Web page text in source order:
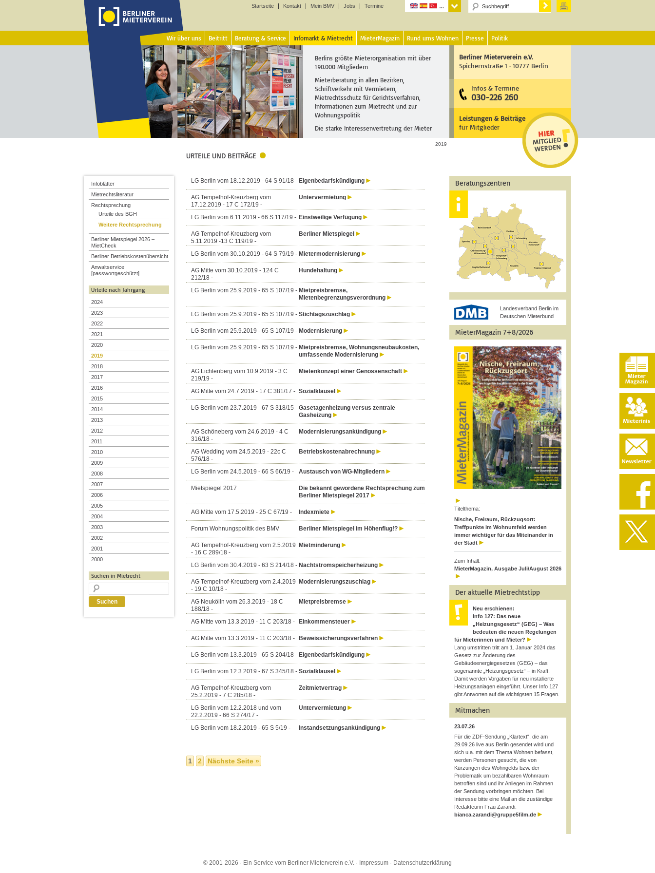
Startseite Kontakt Mein BMV Jobs Termine
Wir über uns Beitritt Beratung & Service Infomarkt & Mietrecht MieterMagazin Rund ums Wohnen Presse Politik
Berlins größte Mieterorganisation mit über
190.000 Mitgliedern
Mieterberatung in allen Bezirken,
Schriftverkehr mit Vermietern,
Mietrechtsschutz für Gerichtsverfahren,
Informationen zum Mietrecht und zur
Wohnungspolitik
Die starke Interessenvertretung der Mieter
Berliner Mieterverein e.V.
Spichernstraße 1 · 10777 Berlin
Infos & Termine
030-226 260
Leistungen & Beiträge
für Mitglieder
2019
URTEILE UND BEITRÄGE
LG Berlin vom 18.12.2019 - 64 S 91/18 - Eigenbedarfskündigung
AG Tempelhof-Kreuzberg vom
17.12.2019 - 17 C 172/19 -
Untervermietung
LG Berlin vom 6.11.2019 - 66 S 117/19 - Einstweilige Verfügung
AG Tempelhof-Kreuzberg vom
5.11.2019 -13 C 119/19 -
Berliner Mietspiegel
LG Berlin vom 30.10.2019 - 64 S 79/19 - Mietermodernisierung
AG Mitte vom 30.10.2019 - 124 C
212/18 -
Hundehaltung
LG Berlin vom 25.9.2019 - 65 S 107/19 - Mietpreisbremse,
Mietenbegrenzungsverordnung
LG Berlin vom 25.9.2019 - 65 S 107/19 - Stichtagszuschlag
LG Berlin vom 25.9.2019 - 65 S 107/19 - Modernisierung
LG Berlin vom 25.9.2019 - 65 S 107/19 - Mietpreisbremse, Wohnungsneubaukosten,
umfassende Modernisierung
AG Lichtenberg vom 10.9.2019 - 3 C
219/19 -
Mietenkonzept einer Genossenschaft
AG Mitte vom 24.7.2019 - 17 C 381/17 - Sozialklausel
LG Berlin vom 23.7.2019 - 67 S 318/15 - Gasetagenheizung versus zentrale
Gasheizung
AG Schöneberg vom 24.6.2019 - 4 C
316/18 -
Modernisierungsankündigung
AG Wedding vom 24.5.2019 - 22c C
576/18 -
Betriebskostenabrechnung
LG Berlin vom 24.5.2019 - 66 S 66/19 - Austausch von WG-Mitgliedern
Mietspiegel 2017
Die bekannt gewordene Rechtsprechung zum
Berliner Mietspiegel 2017
AG Mitte vom 17.5.2019 - 25 C 67/19 - Indexmiete
Forum Wohnungspolitik des BMV Berliner Mietspiegel im Höhenflug!?
AG Tempelhof-Kreuzberg vom 2.5.2019
- 16 C 289/18 -
Mietminderung
LG Berlin vom 30.4.2019 - 63 S 214/18 - Nachtstromspeicherheizung
AG Tempelhof-Kreuzberg vom 2.4.2019
- 19 C 10/18 -
Modernisierungszuschlag
AG Neukölln vom 26.3.2019 - 18 C
188/18 -
Mietpreisbremse
AG Mitte vom 13.3.2019 - 11 C 203/18 - Einkommensteuer
AG Mitte vom 13.3.2019 - 11 C 203/18 - Beweissicherungsverfahren
LG Berlin vom 13.3.2019 - 65 S 204/18 - Eigenbedarfskündigung
LG Berlin vom 12.3.2019 - 67 S 345/18 - Sozialklausel
AG Tempelhof-Kreuzberg vom
25.2.2019 - 7 C 285/18 -
Zeitmietvertrag
LG Berlin vom 12.2.2018 und vom
22.2.2019 - 66 S 274/17 -
Untervermietung
LG Berlin vom 18.2.2019 - 65 S 5/19 - Instandsetzungsankündigung
1 2 Nächste Seite »
Beratungszentren
Landesverband Berlin im
Deutschen Mieterbund
MieterMagazin 7+8/2026
Titelthema:
Nische, Freiraum, Rückzugsort:
Treffpunkte im Wohnumfeld werden
immer wichtiger für das Miteinander in
der Stadt
Zum Inhalt:
MieterMagazin, Ausgabe Juli/August 2026
Der aktuelle Mietrechtstipp
Neu erschienen:
Info 127: Das neue
„Heizungsgesetz“ (GEG) – Was
bedeuten die neuen Regelungen
für Mieterinnen und Mieter?
Lang umstritten tritt am 1. Januar 2024 das
Gesetz zur Änderung des
Gebäudeenergiegesetzes (GEG) – das
sogenannte „Heizungsgesetz“ – in Kraft.
Damit werden Vorgaben für neu installierte
Heizungsanlagen eingeführt. Unser Info 127
gibt Antworten auf die wichtigsten 15 Fragen.
Mitmachen
23.07.26
Für die ZDF-Sendung „Klartext“, die am
29.09.26 live aus Berlin gesendet wird und
sich u.a. mit dem Thema Wohnen befasst,
werden Personen gesucht, die von
Kürzungen des Wohngelds bzw. der
Problematik um bezahlbaren Wohnraum
betroffen sind und ihr Anliegen im Rahmen
der Sendung vorbringen möchten. Bei
Interesse bitte eine Mail an die zuständige
Redakteurin Frau Zarandi:
bianca.zarandi@gruppe5film.de
Infoblätter
Mietrechtsliteratur
Rechtsprechung
Urteile des BGH
Weitere Rechtsprechung
Berliner Mietspiegel 2026 –
MietCheck
Berliner Betriebskostenübersicht
Anwaltservice
[passwortgeschützt]
Urteile nach Jahrgang
2024
2023
2022
2021
2020
2019
2018
2017
2016
2015
2014
2013
2012
2011
2010
2009
2008
2007
2006
2005
2004
2003
2002
2001
2000
Suchen in Mietrecht
© 2001-2026 · Ein Service vom Berliner Mieterverein e.V. · Impressum · Datenschutzerklärung